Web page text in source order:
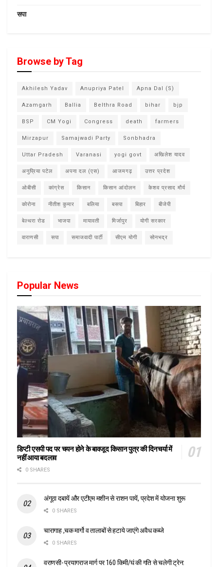
सपा
Browse by Tag
Akhilesh Yadav Anupriya Patel Apna Dal (S)
Azamgarh Ballia Belthra Road bihar bjp
BSP CM Yogi Congress death farmers
Mirzapur Samajwadi Party Sonbhadra
Uttar Pradesh Varanasi yogi govt अखिलेश यादव
अनुप्रिया पटेल अपना दल (एस) आजमगढ़ उत्तर प्रदेश
ओबीसी कांग्रेस किसान किसान आंदोलन केशव प्रसाद मौर्य
कोरोना नीतीश कुमार बलिया बसपा बिहार बीजेपी
बेल्थरा रोड भाजपा मायावती मिर्जापुर योगी सरकार
वाराणसी सपा समाजवादी पार्टी सीएम योगी सोनभद्र
Popular News
डिप्टी एसपी पद पर चयन होने के बावजूद किसान पुत्र की दिनचर्या में
नहीं आया बदलाव
0 SHARES
अंगूठा दबायें और एटीएम मशीन से राशन पायें, प्रदेश में योजना शुरू
0 SHARES
चारागाह ,चक मार्गो व तालाबों से हटाये जाएंगे अवैध कब्जे
0 SHARES
वराणसी- प्रयागराज मार्ग पर 160 किमी/घं की गति से चलेगी ट्रेन: